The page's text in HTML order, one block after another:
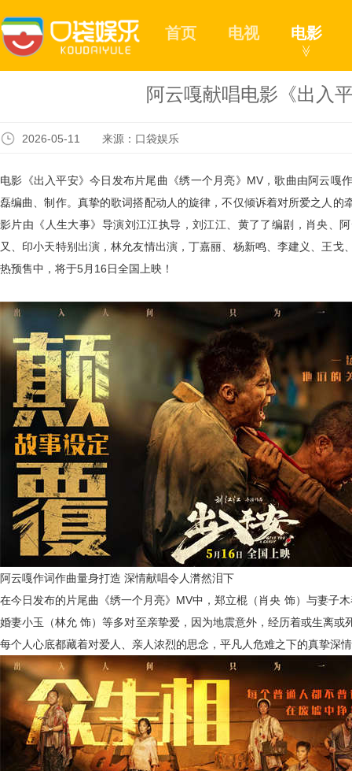
首页 电视 电影
≫
阿云嘎献唱电影《出入
2026-05-11 来源：口袋娱乐
电影《出入平安》今日 发布片尾曲《绣一个月亮》 MV，歌曲由阿云嘎
磊编曲、制作。真挚的歌词搭配动人的旋律，不仅倾诉着对所爱之人的
影片由《人生大事》导演刘江江执导，刘江江、黄了了编剧，肖央、
又、印小天特别出演，林允友情出演，丁嘉丽、杨新鸣、李建义、王戈
热预售中，将于5月 16日全国上映！
阿云嘎作词作曲量身打造 深情献唱令人潸然泪下
在今日发布的片尾曲《绣一个月亮》 MV中，郑立棍（肖央 饰）与妻子
婚妻小玉（林允 饰）等多对至亲挚爱，因为地震意外，经历着或生离
每个人心底都藏着对爱人、亲人浓烈的思念，平凡人危难之下的真挚深